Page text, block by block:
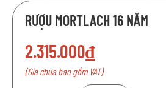
RƯỢU MORTLACH 16 NĂM
2.315.000₫
(Giá chưa bao gồm VAT)
Chuyển
đến